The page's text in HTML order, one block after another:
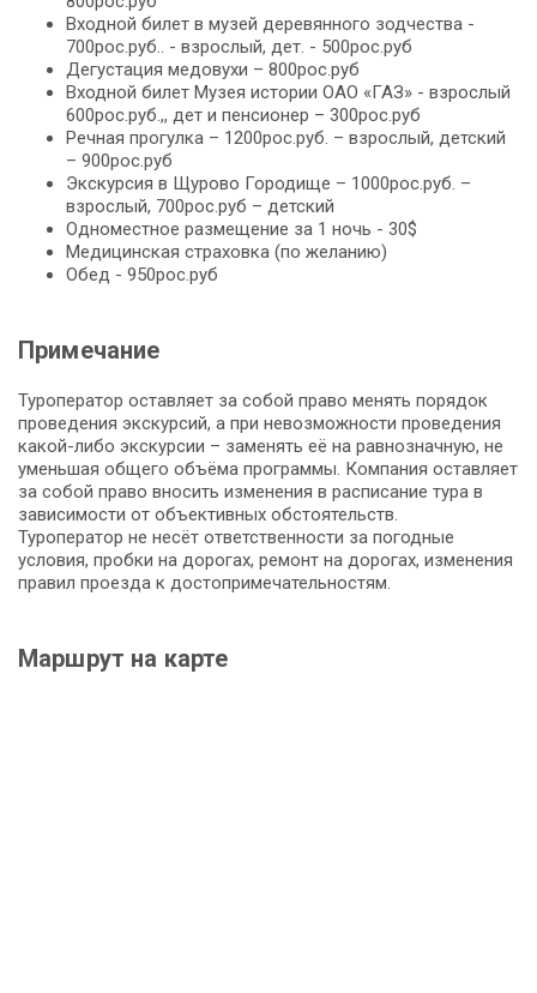
Входной билет в музей деревянного зодчества -
700рос.руб.. - взрослый, дет. - 500рос.руб
Дегустация медовухи – 800рос.руб
Входной билет Музея истории ОАО «ГАЗ» - взрослый
600рос.руб.,, дет и пенсионер – 300рос.руб
Речная прогулка – 1200рос.руб. – взрослый, детский
– 900рос.руб
Экскурсия в Щурово Городище – 1000рос.руб. –
взрослый, 700рос.руб – детский
Одноместное размещение за 1 ночь - 30$
Медицинская страховка (по желанию)
Обед - 950рос.руб
Примечание
Туроператор оставляет за собой право менять порядок
проведения экскурсий, а при невозможности проведения
какой-либо экскурсии – заменять её на равнозначную, не
уменьшая общего объёма программы. Компания оставляет
за собой право вносить изменения в расписание тура в
зависимости от объективных обстоятельств.
Туроператор не несёт ответственности за погодные
условия, пробки на дорогах, ремонт на дорогах, изменения
правил проезда к достопримечательностям.
Маршрут на карте